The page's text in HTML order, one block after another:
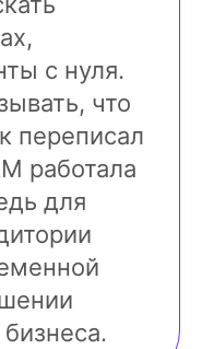
с нуля.
что
переписал
работала
для